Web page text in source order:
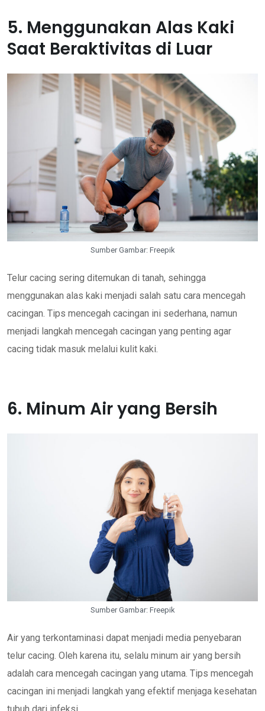
5. Menggunakan Alas Kaki
Saat Beraktivitas di Luar
Sumber Gambar: Freepik
Telur cacing sering ditemukan di tanah, sehingga
menggunakan alas kaki menjadi salah satu cara mencegah
cacingan. Tips mencegah cacingan ini sederhana, namun
menjadi langkah mencegah cacingan yang penting agar
cacing tidak masuk melalui kulit kaki.
6. Minum Air yang Bersih
Sumber Gambar: Freepik
Air yang terkontaminasi dapat menjadi media penyebaran
telur cacing. Oleh karena itu, selalu minum air yang bersih
adalah cara mencegah cacingan yang utama. Tips mencegah
cacingan ini menjadi langkah yang efektif menjaga kesehatan